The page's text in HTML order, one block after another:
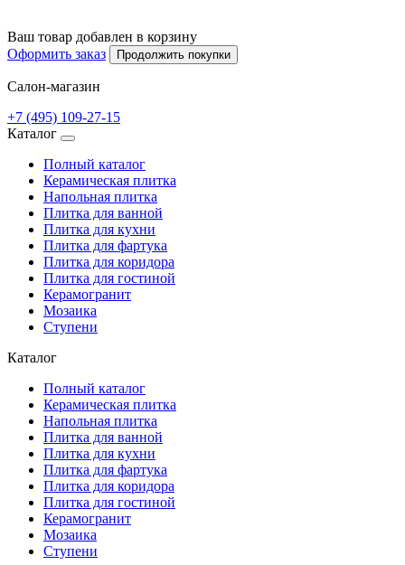
Ваш товар добавлен в корзину
Оформить заказ
Продолжить покупки
Салон-магазин
+7 (495) 109-27-15
Каталог
Полный каталог
Керамическая плитка
Напольная плитка
Плитка для ванной
Плитка для кухни
Плитка для фартука
Плитка для коридора
Плитка для гостиной
Керамогранит
Мозаика
Ступени
Каталог
Полный каталог
Керамическая плитка
Напольная плитка
Плитка для ванной
Плитка для кухни
Плитка для фартука
Плитка для коридора
Плитка для гостиной
Керамогранит
Мозаика
Ступени